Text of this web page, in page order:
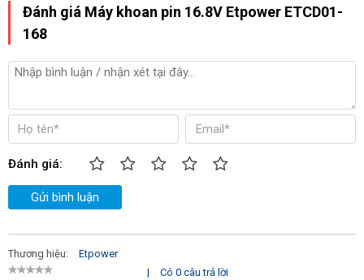
Đánh giá Máy khoan pin 16.8V Etpower ETCD01-
168
Đánh giá:
Gửi bình luận
Thương hiệu:
Etpower
|
Có 0 câu trả lời